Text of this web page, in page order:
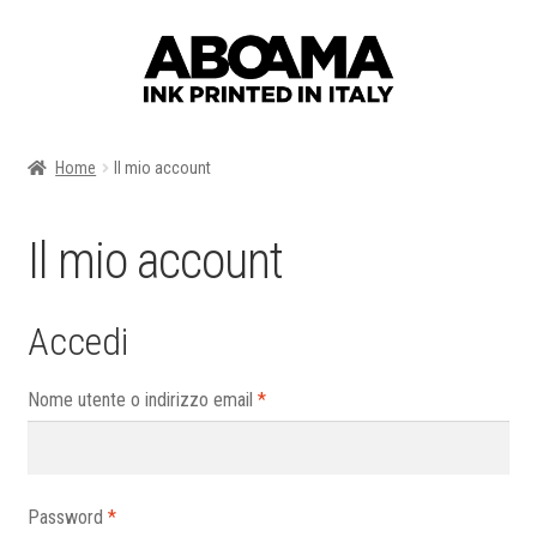
Home Il mio account
Il mio account
Accedi
Nome utente o indirizzo email *Richiesto
Password *Richiesto